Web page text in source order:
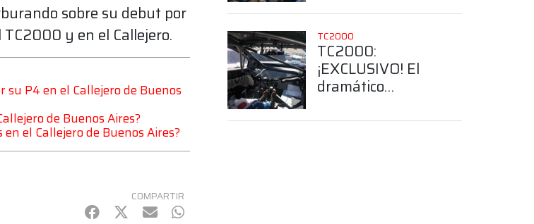
sobre su debut por
y en el Callejero.
P4 en el Callejero de Buenos
de Buenos Aires?
el Callejero de Buenos Aires?
COMPARTIR
Facebook
Twitter
mail WhatsApp
Callejero de
Buenos Aires
TC2000
TC2000:
¡EXCLUSIVO! El
dramático
pudo haber